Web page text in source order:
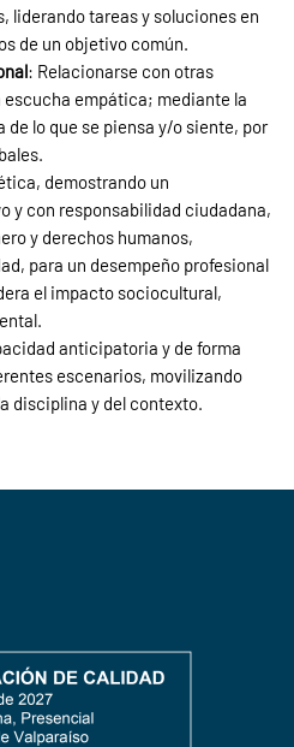
liderando tareas y soluciones en
de un objetivo común.
: Relacionarse con otras
escucha empática; mediante la
de lo que se piensa y/o siente, por
demostrando un
y con responsabilidad ciudadana,
y derechos humanos,
para un desempeño profesional
el impacto sociocultural,
anticipatoria y de forma
escenarios, movilizando
disciplina y del contexto.